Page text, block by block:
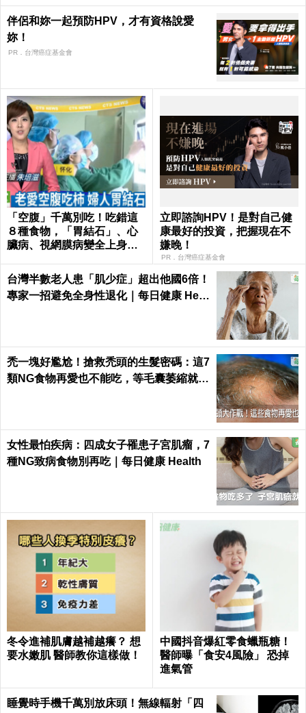
伴侶和妳一起預防HPV，才有資格說愛
妳！
PR．台灣癌症基金會
「空腹」千萬別吃！吃錯這
８種食物，「胃結石」、心
臟病、視網膜病變全上身｜
立即諮詢HPV！是對自己健
康最好的投資，把握現在不
嫌晚！
PR．台灣癌症基金會
台灣半數老人患「肌少症」超出他國6倍！
專家一招避免全身性退化｜每日健康 Heal
禿一塊好尷尬！搶救禿頭的生髮密碼：這7
類NG食物再愛也不能吃，等毛囊萎縮就來
女性最怕疾病：四成女子罹患子宮肌瘤，7
種NG致病食物別再吃｜每日健康 Health
冬令進補肌膚越補越癢？ 想
要水嫩肌 醫師教你這樣做！
中國抖音爆紅零食蠟瓶糖！
醫師曝「食安4風險」 恐掉
進氣管
睡覺時手機千萬別放床頭！無線輻射「四